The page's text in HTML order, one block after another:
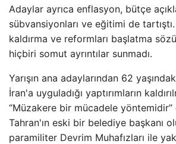
Adaylar ayrıca enflasyon, bütçe
sübvansiyonları ve eğitimi de tartıştı.
kaldırma ve reformları başlatma
hiçbiri somut ayrıntılar sunmadı.
Yarışın ana adaylarından 62
İran'a uyguladığı yaptırımların
“Müzakere bir mücadele yöntemidir”
Tahran'ın eski bir belediye başkanı
paramiliter Devrim Muhafızları ile